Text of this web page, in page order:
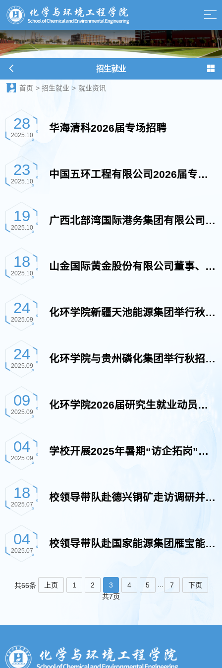
招生就业
首页 > 招生就业 > 就业资讯
28
2025.10
华海清科2026届专场招聘
23
2025.10
中国五环工程有限公司2026届专场
19
2025.10
广西北部湾国际港务集团有限公司来
18
2025.10
山金国际黄金股份有限公司董事、财
24
2025.09
化环学院新疆天池能源集团举行秋招
24
2025.09
化环学院与贵州磷化集团举行秋招工
09
2025.09
化环学院2026届研究生就业动员大
04
2025.09
学校开展2025年暑期“访企拓岗”与
18
2025.07
校领导带队赴德兴铜矿走访调研并举
04
2025.07
校领导带队赴国家能源集团雁宝能源
公司、呼伦贝尔金新化工有限公司、
流
共66条 上页 1 2 3 4 5 7
下页
共7页